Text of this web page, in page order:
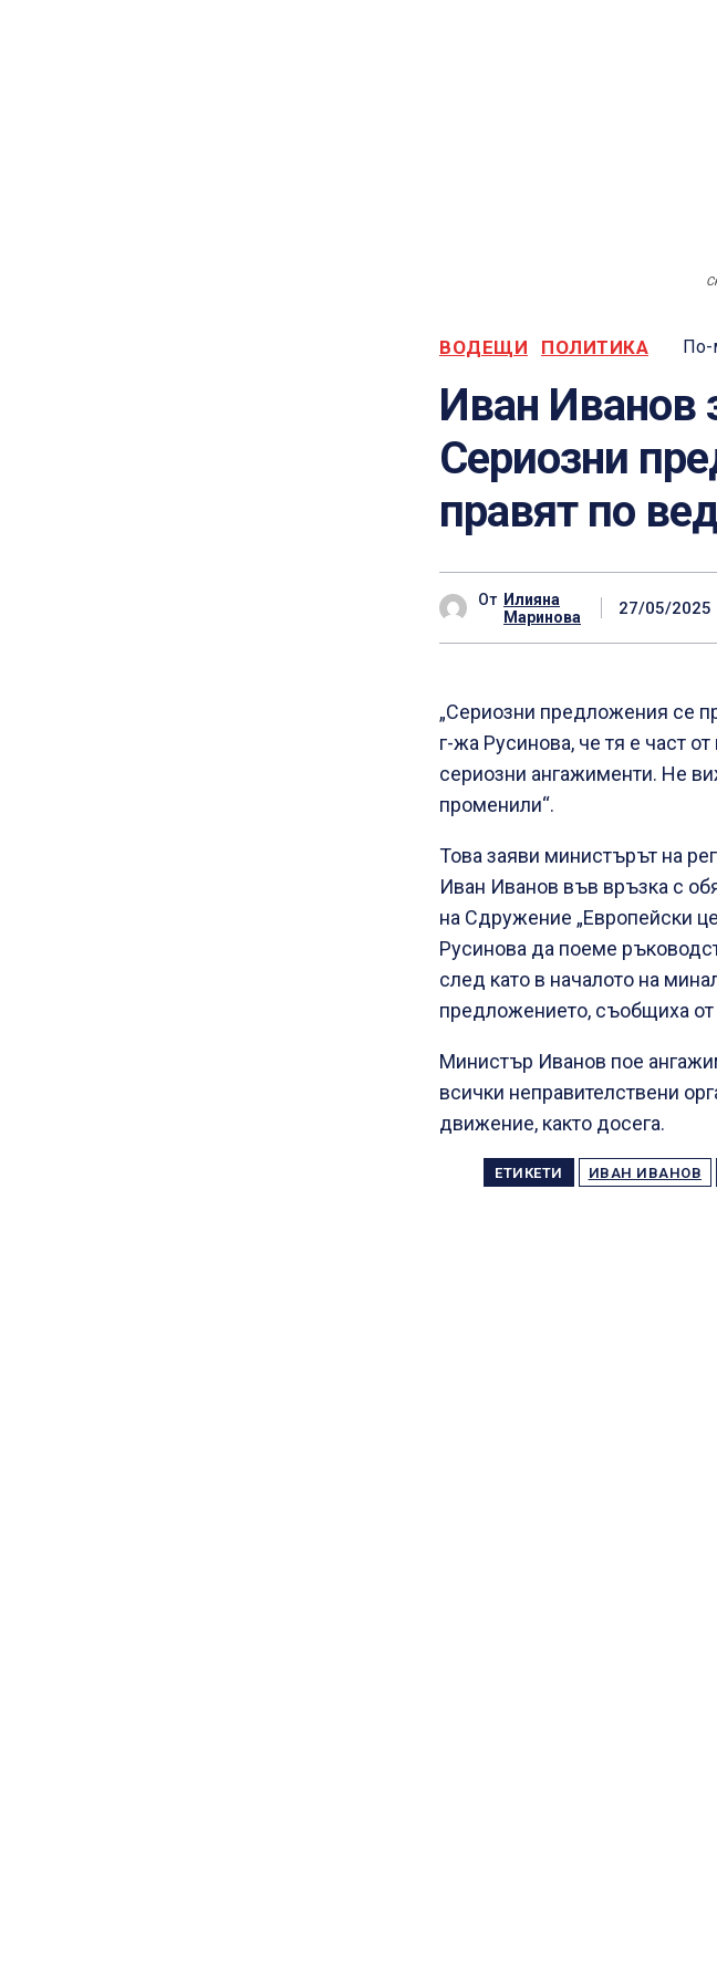
ВОДЕЩИ ПОЛИТИКА По-
Иван Иванов
Сериозни
правят по
От Илияна
Маринова
27/05/2025
„Сериозни предложения се
г-жа Русинова, че тя е част
сериозни ангажименти. Не
променили“.
Това заяви министърът на
Иван Иванов във връзка с
на Сдружение „Европейски
Русинова да поеме
след като в началото на
предложението, съобщиха
Министър Иванов пое
всички неправителствени
движение, както досега.
ЕТИКЕТИ ИВАН ИВАНОВ